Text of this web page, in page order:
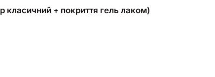
класичний + покриття гель лаком)